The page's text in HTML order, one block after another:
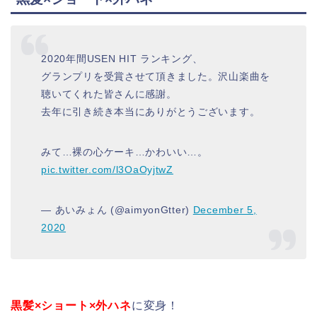
2020年間USEN HIT ランキング、
グランプリを受賞させて頂きました。沢山楽曲を
聴いてくれた皆さんに感謝。
去年に引き続き本当にありがとうございます。
みて…裸の心ケーキ…かわいい…。
pic.twitter.com/l3OaOyjtwZ
— あいみょん (@aimyonGtter) December 5,
2020
黒髪×ショート×外ハネに変身！